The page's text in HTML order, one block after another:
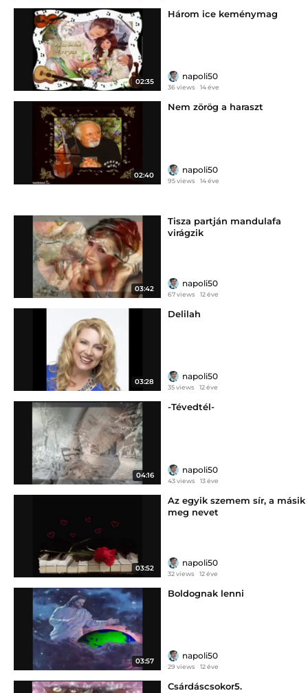
02:35
Három ice keménymag
napoli50
36 views 14 éve
02:40
Nem zörög a haraszt
napoli50
95 views 14 éve
03:42
Tisza partján mandulafa
virágzik
napoli50
67 views 12 éve
03:28
Delilah
napoli50
35 views 12 éve
04:16
-Tévedtél-
napoli50
43 views 13 éve
03:52
Az egyik szemem sír, a másik
meg nevet
napoli50
32 views 12 éve
03:57
Boldognak lenni
napoli50
29 views 12 éve
Csárdáscsokor5.